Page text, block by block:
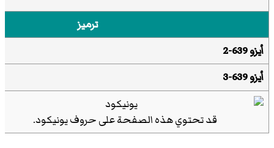
ترميز
أيزو 639-2
أيزو 639-3
قد تحتوي هذه الصفحة على حروفيونيكود.